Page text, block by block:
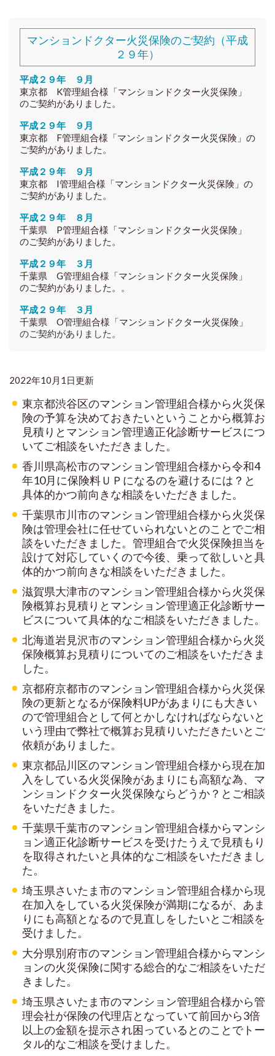
マンションドクター火災保険のご契約（平成
２９年）
平成２９年 ９月
東京都 K管理組合様「マンションドクター火災保険」
のご契約がありました。
平成２９年 ９月
東京都 F管理組合様「マンションドクター火災保険」の
ご契約がありました。
平成２９年 ９月
東京都 I管理組合様「マンションドクター火災保険」の
ご契約がありました。
平成２９年 ８月
千葉県 P管理組合様「マンションドクター火災保険」
のご契約がありました。
平成２９年 ３月
千葉県 G管理組合様「マンションドクター火災保険」
のご契約がありました。
。
平成２９年 ３月
千葉県 O管理組合様「マンションドクター火災保険」
のご契約がありました。
2022年10月1日更新
東京都渋谷区のマンション管理組合様から火災保
険の予算を決めておきたいということから概算お
見積りとマンション管理適正化診断サービスにつ
いてご相談をいただきました。
香川県高松市のマンション管理組合様から令和4
年10月に保険料ＵＰになるのを避けるには？と
具体的かつ前向きな相談をいただきました。
千葉県市川市のマンション管理組合様から火災保
険は管理会社に任せていられないとのことでご相
談をいただきました。管理組合で火災保険担当を
設けて対応していくので今後、 乗って欲しいと具
体的かつ前向きな相談をいただきました。
滋賀県大津市のマンション管理組合様から火災保
険概算お見積りとマンション管理適正化診断サー
ビスについて具体的なご相談をいただきました。
北海道岩見沢市のマンション管理組合様から火災
保険概算お見積りについてのご相談をいただきま
した。
京都府京都市のマンション管理組合様から火災保
険の更新となるが保険料UPがあまりにも大きい
ので管理組合として何とかしなければならないと
いう理由で弊社で概算お見積りいただきたいとご
依頼がありました。
東京都品川区のマンション管理組合様から現在加
入をしている火災保険があまりにも高額な為、マ
ンションドクター火災保険ならどうか？とご相談
をいただきました。
千葉県千葉市のマンション管理組合様からマンシ
ョン適正化診断サービスを受けたうえで見積もり
を取得されたいと具体的なご相談をいただきまし
た。
埼玉県さいたま市のマンション管理組合様から現
在加入をしている火災保険が満期になるが、あま
りにも高額となるので見直しをしたいとご相談を
受けました。
大分県別府市のマンション管理組合様からマンシ
ョンの火災保険に関する総合的なご相談をいただ
きました。
埼玉県さいたま市のマンション管理組合様から管
理会社が保険の代理店となっていて前回から3倍
以上の金額を提示され困っているとのことでトー
タル的なご相談を受けました。